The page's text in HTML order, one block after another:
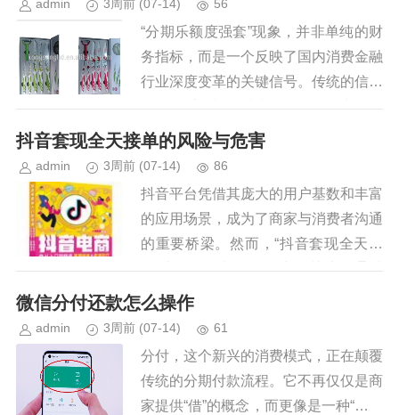
admin 3周前 (07-14) 56
“分期乐额度强套”现象，并非单纯的财
务指标，而是一个反映了国内消费金融
行业深度变革的关键信号。传统的信用
评估体系，长期以来依赖于银行卡的使
用记录和还款能力，对新用户、新兴行
抖音套现全天接单的风险与危害
admin 3周前 (07-14) 86
抖音平台凭借其庞大的用户基数和丰富
的应用场景，成为了商家与消费者沟通
的重要桥梁。然而，“抖音套现全天接
单”这一现象却引起了广泛关注。通过
分析可以发现，这种行为不仅损害了消
微信分付还款怎么操作
admin 3周前 (07-14) 61
分付，这个新兴的消费模式，正在颠覆
传统的分期付款流程。它不再仅仅是商
家提供“借”的概念，而更像是一种“共同